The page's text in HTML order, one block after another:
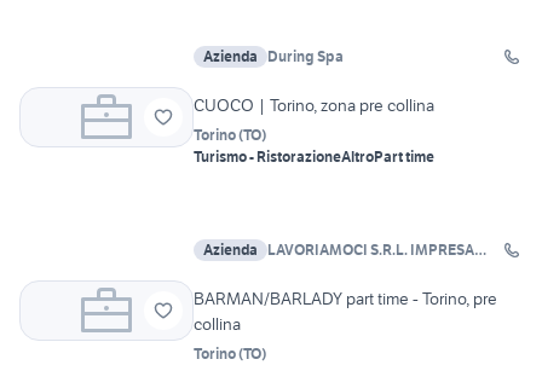
Azienda During Spa
CUOCO | Torino, zona pre collina
Torino(TO)
Turismo - RistorazioneAltroPart time
Azienda
LAVORIAMOCI S.R.L. IMPRESA
BARMAN/BARLADY part time - Torino, pre
collina
Torino(TO)